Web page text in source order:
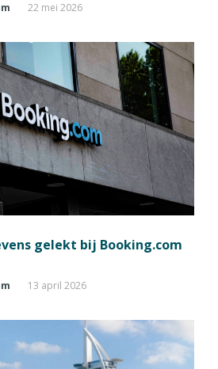
22 mei 2026
gelekt bij Booking.com
13 april 2026